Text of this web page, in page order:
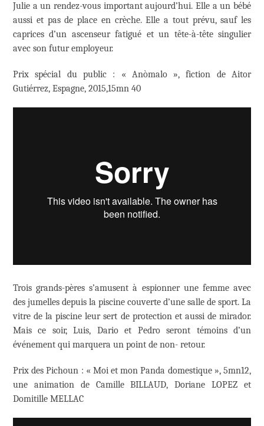
Julie a un rendez-vous important aujourd’hui. Elle a un bébé
aussi et pas de place en crèche. Elle a tout prévu, sauf les
caprices d’un ascenseur fatigué et un tête-à-tête singulier
avec son futur employeur.
Prix spécial du public : « Anòmalo », fiction de Aitor
Gutiérrez, Espagne, 2015,15mn 40
Trois grands-pères s’amusent à espionner une femme avec
des jumelles depuis la piscine couverte d’une salle de sport. La
vitre de la piscine leur sert de protection et aussi de mirador.
Mais ce soir, Luis, Dario et Pedro seront témoins d’un
événement qui marquera un point de non- retour.
Prix des Pichoun : « Moi et mon Panda domestique », 5mn12,
une animation de Camille BILLAUD, Doriane LOPEZ et
Domitille MELLAC